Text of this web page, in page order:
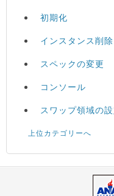
初期化
インスタンス削除
スペックの変更
コンソール
スワップ領域の
上位カテゴリーへ